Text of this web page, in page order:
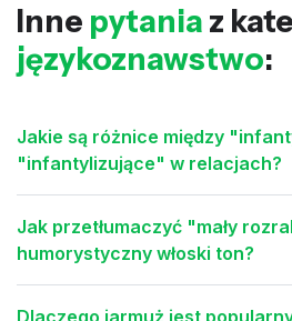
Inne pytania z
językoznawstwo:
Jakie są różnice między
"infantylizujące" w relacjach?
Jak przetłumaczyć "mały
humorystyczny włoski ton?